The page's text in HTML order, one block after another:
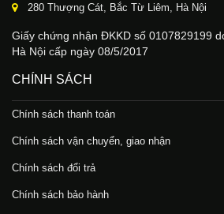
280 Thượng Cát, Bắc Từ Liêm, Hà Nội
Giấy chứng nhận ĐKKD số 0107829199
Hà Nội cấp ngày 08/5/2017
CHÍNH SÁCH
Chính sách thanh toán
Chính sách vận chuyển, giao nhận
Chính sách đổi trả
Chính sách bảo hành